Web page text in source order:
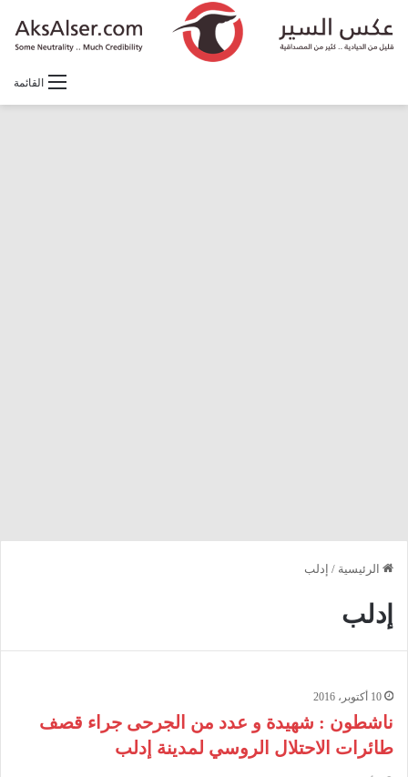
القائمة
الرئيسية / إدلب
إدلب
10 أكتوبر، 2016
ناشطون : شهيدة و عدد من الجرحى جراء قصف
طائرات الاحتلال الروسي لمدينة إدلب